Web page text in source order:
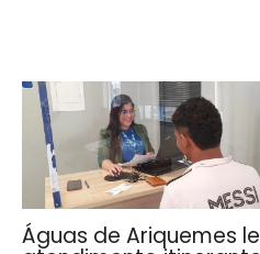
Águas de Ariquemes